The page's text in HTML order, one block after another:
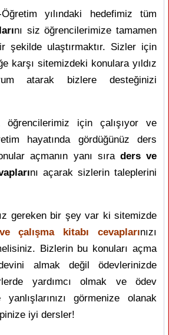
yılındaki hedefimiz tüm
nı siz öğrencilerimize tamamen
şekilde ulaştırmaktır. Sizler için
karşı sitemizdeki konulara yıldız
atarak bizlere desteğinizi
için çalışıyor ve
hayatında gördüğünüz ders
açmanın yanı sıra ders ve
nı açarak sizlerin taleplerini
gereken bir şey var ki sitemizde
çalışma kitabı cevaplarınızı
Bizlerin bu konuları açma
almak değil ödevlerinizde
yardımcı olmak ve ödev
görmenize olanak
iyi dersler!